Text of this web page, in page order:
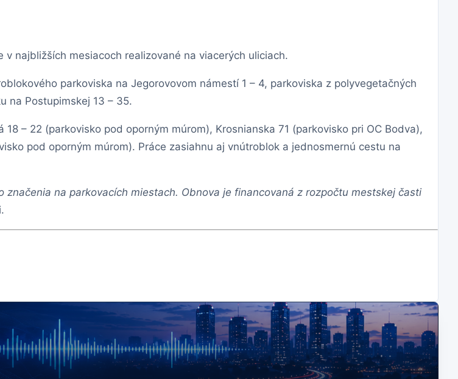
najbližších mesiacoch realizované na viacerých uliciach.
parkoviska na Jegorovovom námestí 1 – 4, parkoviska z polyvegetačných
na Postupimskej 13 – 35.
– 22 (parkovisko pod oporným múrom), Krosnianska 71 (parkovisko pri OC Bodva),
pod oporným múrom). Práce zasiahnu aj vnútroblok a jednosmernú cestu na
na parkovacích miestach. Obnova je financovaná z rozpočtu mestskej časti